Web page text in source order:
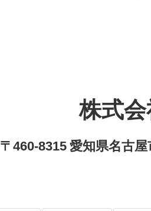
株式
〒460-8315 愛知県名古